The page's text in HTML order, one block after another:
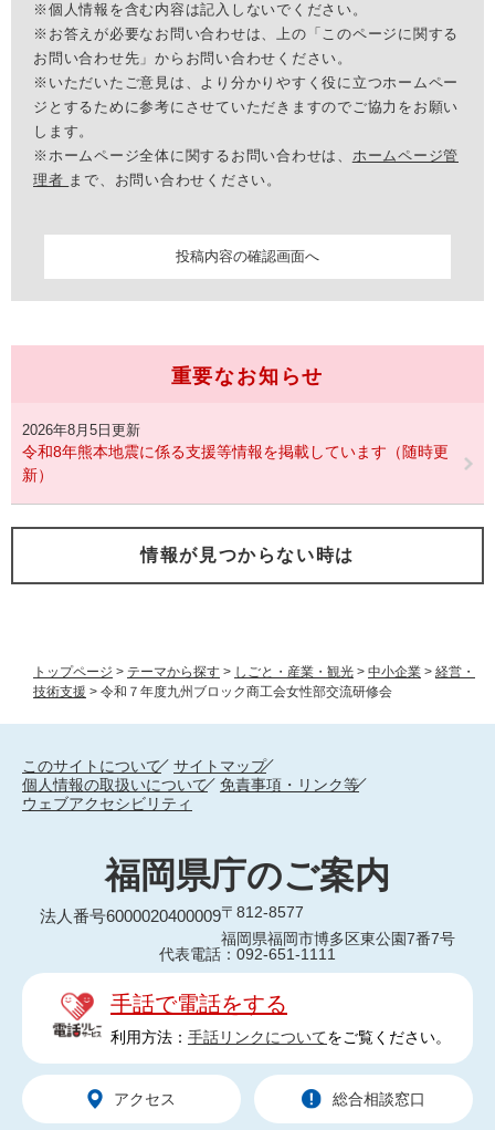
トップページ > テーマから探す > しごと・産業・観光 > 中小企業 > 経営・
技術支援 > 令和７年度九州ブロック商工会女性部交流研修会
※個人情報を含む内容は記入しないでください。
※お答えが必要なお問い合わせは、上の「このページに関する
お問い合わせ先」からお問い合わせください。
※いただいたご意見は、より分かりやすく役に立つホームペー
ジとするために参考にさせていただきますのでご協力をお願い
します。
※ホームページ全体に関するお問い合わせは、 ホームページ管
理者 まで、お問い合わせください。
重要なお知らせ
2026年8月5日更新
令和8年熊本地震に係る支援等情報を掲載しています（随時更
新）
情報が見つからない時は
このサイトについて
サイトマップ
個人情報の取扱いについて
免責事項・リンク等
ウェブアクセシビリティ
福岡県庁のご案内
法人番号6000020400009〒812-8577
福岡県福岡市博多区東公園7番7号
代表電話：092-651-1111
手話で電話をする
利用方法： 手話リンクについてをご覧ください。
アクセス 総合相談窓口